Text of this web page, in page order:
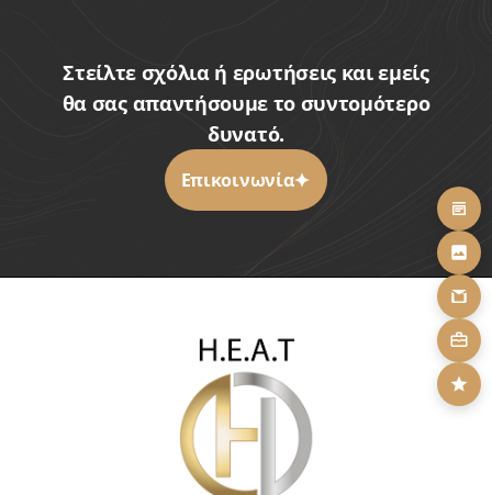
Στείλτε σχόλια ή ερωτήσεις και εμείς
θα σας απαντήσουμε το συντομότερο
δυνατό.
Επικοινωνία